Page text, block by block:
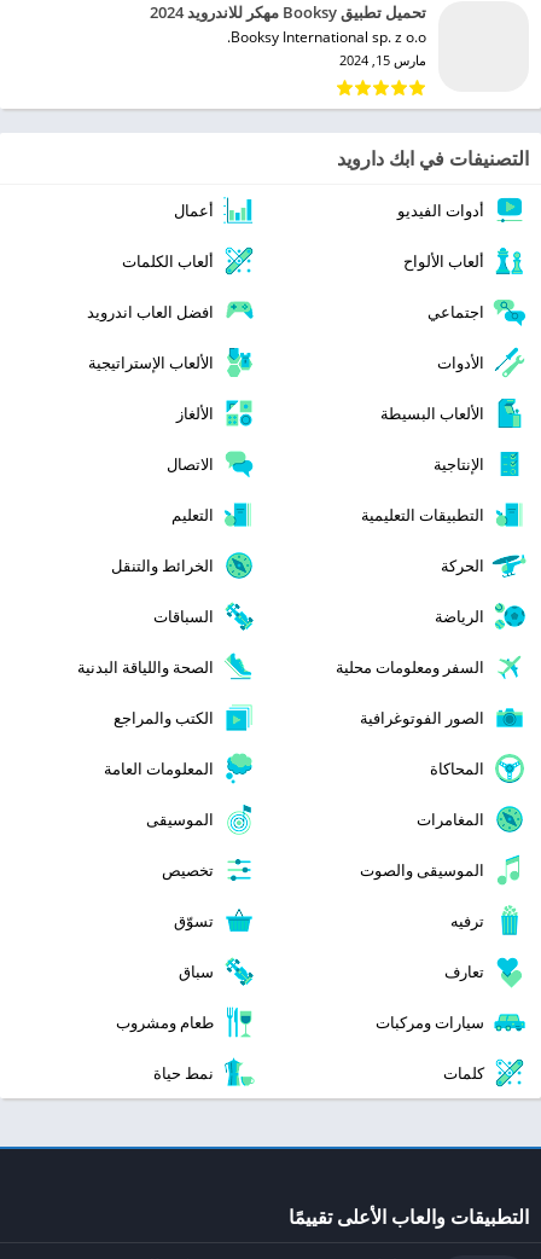
تحميل تطبيق Booksy مهكر للاندرويد 2024
Booksy International sp. z o.o.‏
مارس 15, 2024
التصنيفات في ابك دارويد
أدوات الفيديو أعمال
ألعاب الألواح ألعاب الكلمات
اجتماعي افضل العاب اندرويد
الأدوات الألعاب الإستراتيجية
الألعاب البسيطة الألغاز
الإنتاجية الاتصال
التطبيقات التعليمية التعليم
الحركة الخرائط والتنقل
الرياضة السباقات
السفر ومعلومات محلية الصحة واللياقة البدنية
الصور الفوتوغرافية الكتب والمراجع
المحاكاة المعلومات العامة
المغامرات الموسيقى
الموسيقى والصوت تخصيص
ترفيه تسوّق
تعارف سباق
سيارات ومركبات طعام ومشروب
كلمات نمط حياة
التطبيقات والعاب الأعلى تقييمًا